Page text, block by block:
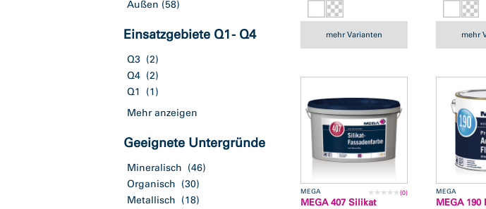
Außen (58)
Einsatzgebiete Q1 - Q4
Q3 (2)
Q4 (2)
Q1
(1)
Mehr anzeigen
Geeignete Untergründe
Mineralisch (46)
Organisch (30)
Metallisch (18)
mehr Varianten mehr
MEGA (0)
MEGA 407 Silikat
MEGA
MEGA 190